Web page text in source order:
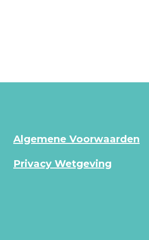
Algemene Voorwaarden
Privacy Wetgeving